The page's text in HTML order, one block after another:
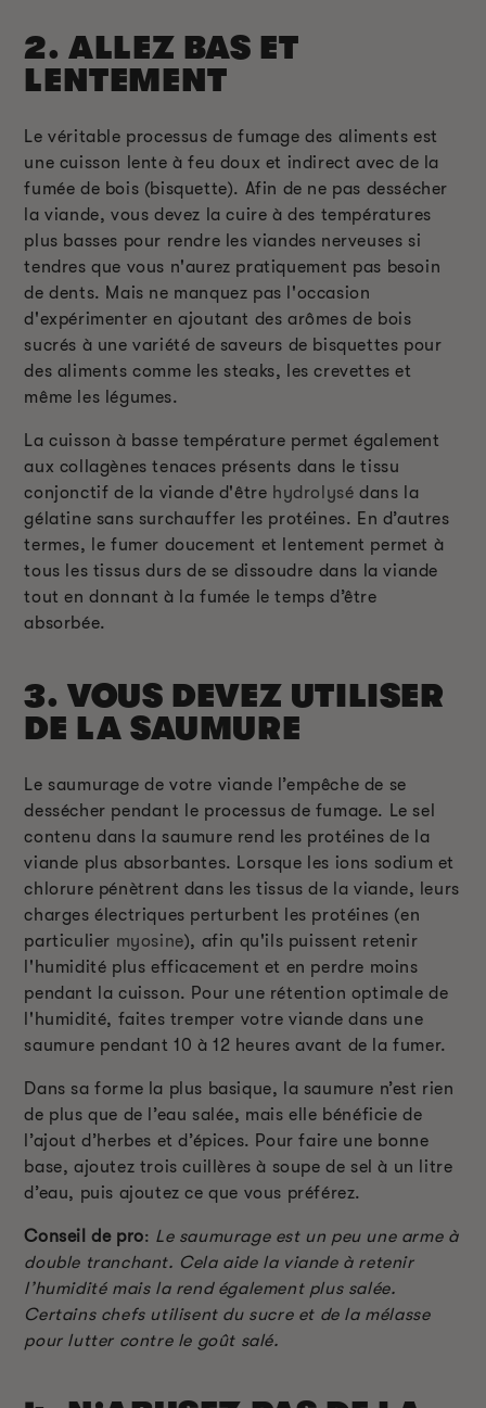
2. ALLEZ BAS ET
LENTEMENT
Le véritable processus de fumage des aliments est
une cuisson lente à feu doux et indirect avec de la
fumée de bois (bisquette). Afin de ne pas dessécher
la viande, vous devez la cuire à des températures
plus basses pour rendre les viandes nerveuses si
tendres que vous n'aurez pratiquement pas besoin
de dents. Mais ne manquez pas l'occasion
d'expérimenter en ajoutant des arômes de bois
sucrés à une variété de saveurs de bisquettes pour
des aliments comme les steaks, les crevettes et
même les légumes.
La cuisson à basse température permet également
aux collagènes tenaces présents dans le tissu
conjonctif de la viande d'être hydrolysé dans la
gélatine sans surchauffer les protéines. En d’autres
termes, le fumer doucement et lentement permet à
tous les tissus durs de se dissoudre dans la viande
tout en donnant à la fumée le temps d’être
absorbée.
3. VOUS DEVEZ UTILISER
DE LA SAUMURE
Le saumurage de votre viande l’empêche de se
dessécher pendant le processus de fumage. Le sel
contenu dans la saumure rend les protéines de la
viande plus absorbantes. Lorsque les ions sodium et
chlorure pénètrent dans les tissus de la viande, leurs
charges électriques perturbent les protéines (en
particulier myosine), afin qu'ils puissent retenir
l'humidité plus efficacement et en perdre moins
pendant la cuisson. Pour une rétention optimale de
l'humidité, faites tremper votre viande dans une
saumure pendant 10 à 12 heures avant de la fumer.
Dans sa forme la plus basique, la saumure n’est rien
de plus que de l’eau salée, mais elle bénéficie de
l’ajout d’herbes et d’épices. Pour faire une bonne
base, ajoutez trois cuillères à soupe de sel à un litre
d’eau, puis ajoutez ce que vous préférez.
Conseil de pro: Le saumurage est un peu une arme à
double tranchant. Cela aide la viande à retenir
l’humidité mais la rend également plus salée.
Certains chefs utilisent du sucre et de la mélasse
pour lutter contre le goût salé.